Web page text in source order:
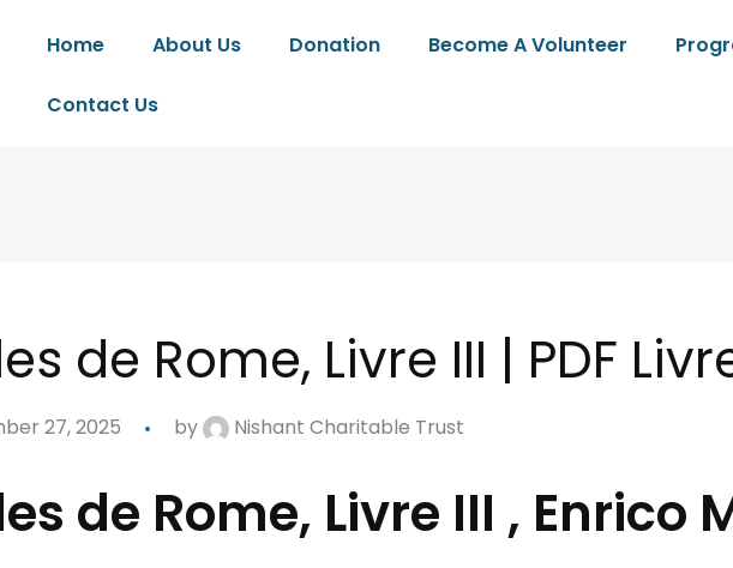
Home About Us Donation Become A Volunteer
Contact Us
de Rome, Livre III | PDF
27, 2025 by Nishant Charitable Trust
de Rome, Livre III , Enrico